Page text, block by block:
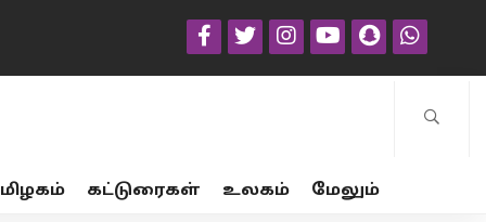
கட்டுரைகள் உலகம் மேலும்